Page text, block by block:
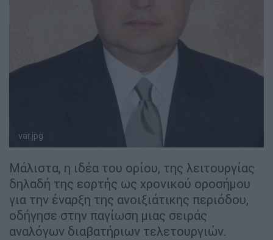
var.jpg
O κ. Μανόλης Γ. Βαρβούνης
Μάλιστα, η ιδέα του ορίου, της λειτουργίας
δηλαδή της εορτής ως χρονικού οροσήμου
για την έναρξη της ανοιξιάτικης περιόδου,
οδήγησε στην παγίωση μιας σειράς
αναλόγων διαβατήριων τελετουργιών.